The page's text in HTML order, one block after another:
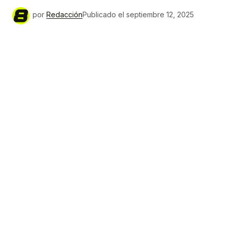
por RedacciónPublicado el septiembre 12, 2025